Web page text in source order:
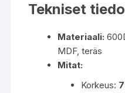
Tekniset
Materiaali:
MDF, teräs
Mitat:
Korkeus: